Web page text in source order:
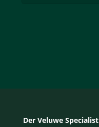
Der Veluwe Specialist